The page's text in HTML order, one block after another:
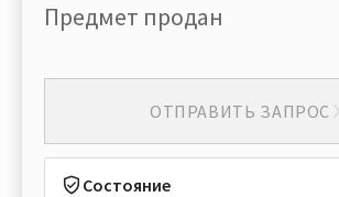
Предмет продан
ОТПРАВИТЬ ЗАПРОС
Состояние